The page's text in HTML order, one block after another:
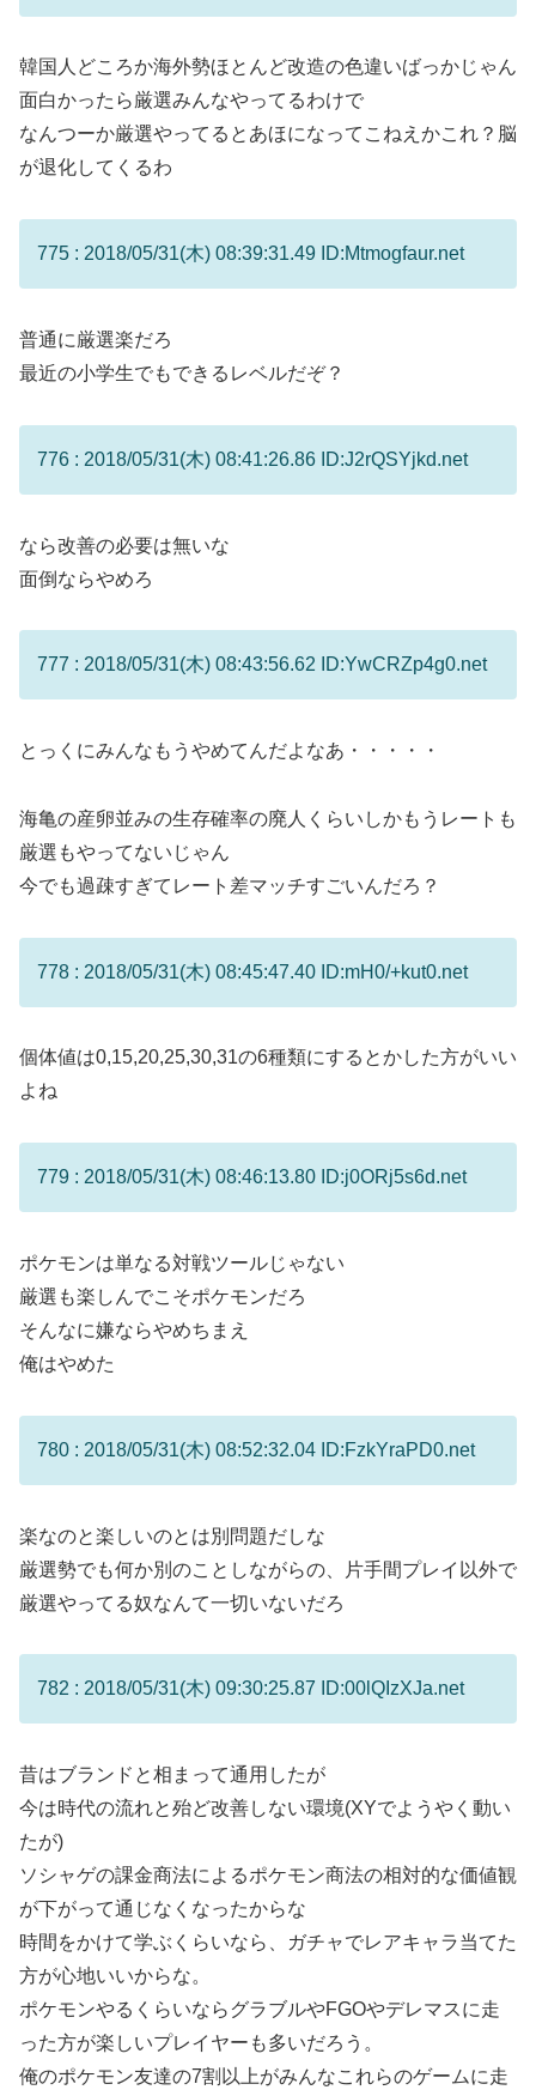
韓国人どころか海外勢ほとんど改造の色違いばっかじゃん
面白かったら厳選みんなやってるわけで
なんつーか厳選やってるとあほになってこねえかこれ？脳
が退化してくるわ
775 : 2018/05/31(木) 08:39:31.49 ID:Mtmogfaur.net
普通に厳選楽だろ
最近の小学生でもできるレベルだぞ？
776 : 2018/05/31(木) 08:41:26.86 ID:J2rQSYjkd.net
なら改善の必要は無いな
面倒ならやめろ
777 : 2018/05/31(木) 08:43:56.62 ID:YwCRZp4g0.net
とっくにみんなもうやめてんだよなあ・・・・・
海亀の産卵並みの生存確率の廃人くらいしかもうレートも
厳選もやってないじゃん
今でも過疎すぎてレート差マッチすごいんだろ？
778 : 2018/05/31(木) 08:45:47.40 ID:mH0/+kut0.net
個体値は0,15,20,25,30,31の6種類にするとかした方がいい
よね
779 : 2018/05/31(木) 08:46:13.80 ID:j0ORj5s6d.net
ポケモンは単なる対戦ツールじゃない
厳選も楽しんでこそポケモンだろ
そんなに嫌ならやめちまえ
俺はやめた
780 : 2018/05/31(木) 08:52:32.04 ID:FzkYraPD0.net
楽なのと楽しいのとは別問題だしな
厳選勢でも何か別のことしながらの、片手間プレイ以外で
厳選やってる奴なんて一切いないだろ
782 : 2018/05/31(木) 09:30:25.87 ID:00lQIzXJa.net
昔はブランドと相まって通用したが
今は時代の流れと殆ど改善しない環境(XYでようやく動い
たが)
ソシャゲの課金商法によるポケモン商法の相対的な価値観
が下がって通じなくなったからな
時間をかけて学ぶくらいなら、ガチャでレアキャラ当てた
方が心地いいからな。
ポケモンやるくらいならグラブルやFGOやデレマスに走
った方が楽しいプレイヤーも多いだろう。
俺のポケモン友達の7割以上がみんなこれらのゲームに走